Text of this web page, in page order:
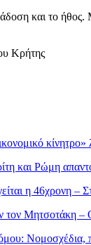
και το
Κρήτης
κίνητρο»
και Ρώμη
η 46χρονη –
τον Μητσοτάκη
Νομοσχέδια,